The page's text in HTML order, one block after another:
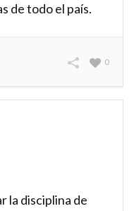
de todo el país.
0
la disciplina de